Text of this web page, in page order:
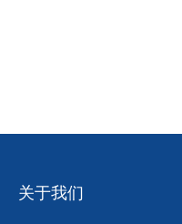
关于我们